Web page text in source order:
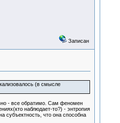
Записан
(в смысле
- все обратимо. Сам феномен
наблюдает-то?) - энтропия
субъектность, что она способна